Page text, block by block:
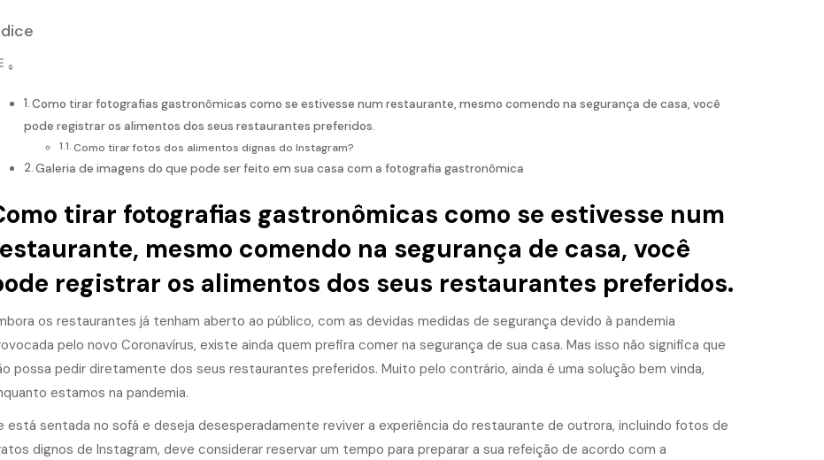
Como tirar fotografias gastronômicas como se estivesse num restaurante, mesmo comendo na segurança de casa, você
pode registrar os alimentos dos seus restaurantes preferidos.
Como tirar fotos dos alimentos dignas do Instagram?
Galeria de imagens do que pode ser feito em sua casa com a fotografia gastronômica
tirar fotografias gastronômicas como se estivesse num
mesmo comendo na segurança de casa, você
registrar os alimentos dos seus restaurantes preferidos.
os restaurantes já tenham aberto ao público, com as devidas medidas de segurança devido à pandemia
pelo novo Coronavírus, existe ainda quem prefira comer na segurança de sua casa. Mas isso não significa que
possa pedir diretamente dos seus restaurantes preferidos. Muito pelo contrário, ainda é uma solução bem vinda,
estamos na pandemia.
está sentada no sofá e deseja desesperadamente reviver a experiência do restaurante de outrora, incluindo fotos de
dignos de Instagram, deve considerar reservar um tempo para preparar a sua refeição de acordo com a